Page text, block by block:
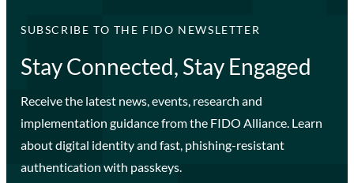
SUBSCRIBE TO THE FIDO NEWSLETTER
Stay Connected, Stay Engaged
Receive the latest news, events, research and
implementation guidance from the FIDO Alliance. Learn
about digital identity and fast, phishing-resistant
authentication with passkeys.